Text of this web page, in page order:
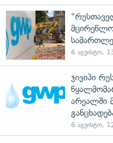
6 აგვისტო,
ჯივიპი
არეალში
6 აგვისტო,